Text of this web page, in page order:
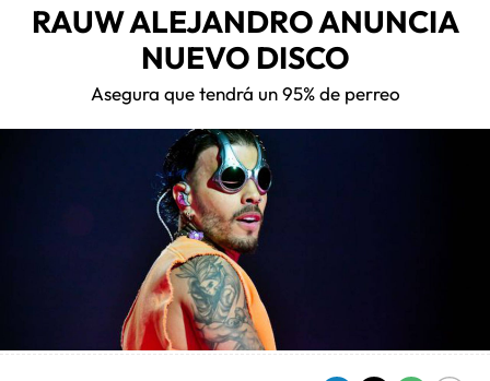
RAUW ALEJANDRO ANUNCIA
NUEVO DISCO
Asegura que tendrá un 95% de perreo